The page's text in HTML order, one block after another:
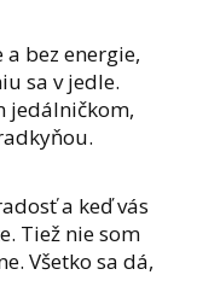
bez energie,
sa v jedle.
jedálničkom,
a keď vás
Tiež nie som
Všetko sa dá,